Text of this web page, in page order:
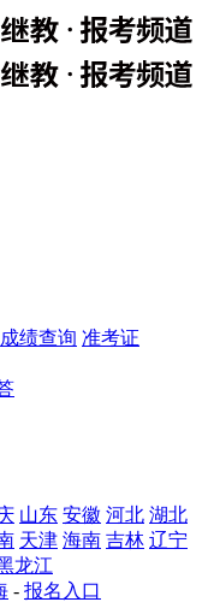
成绩查询 准考证
山东 安徽 河北 湖北
天津 海南 吉林 辽宁
龙江
- 报名入口